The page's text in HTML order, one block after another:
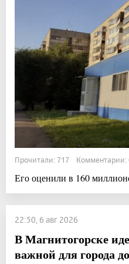
Прочитали: 717 Комментарии:
Его оценили в 160
22:50, 6 авг 2026
В Магнитогорске
важной для города